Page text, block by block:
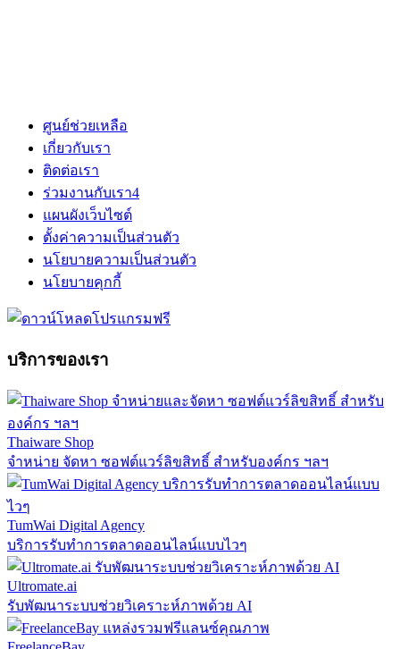
ศูนย์ช่วยเหลือ
เกี่ยวกับเรา
ติดต่อเรา
ร่วมงานกับเรา4
แผนผังเว็บไซต์
ตั้งค่าความเป็นส่วนตัว
นโยบายความเป็นส่วนตัว
นโยบายคุกกี้
บริการของเรา
Thaiware Shop
จำหน่าย จัดหา ซอฟต์แวร์ลิขสิทธิ์ สำหรับองค์กร ฯลฯ
TumWai Digital Agency
บริการรับทำการตลาดออนไลน์แบบไวๆ
Ultromate.ai
รับพัฒนาระบบช่วยวิเคราะห์ภาพด้วย AI